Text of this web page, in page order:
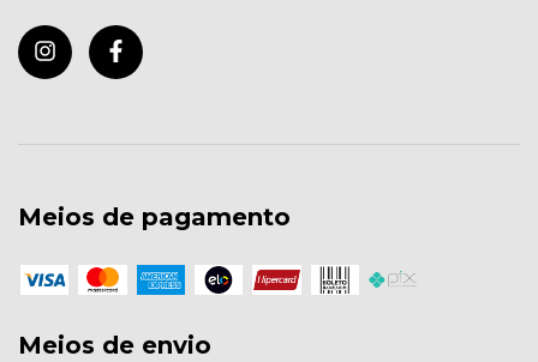
Meios de pagamento
Meios de envio